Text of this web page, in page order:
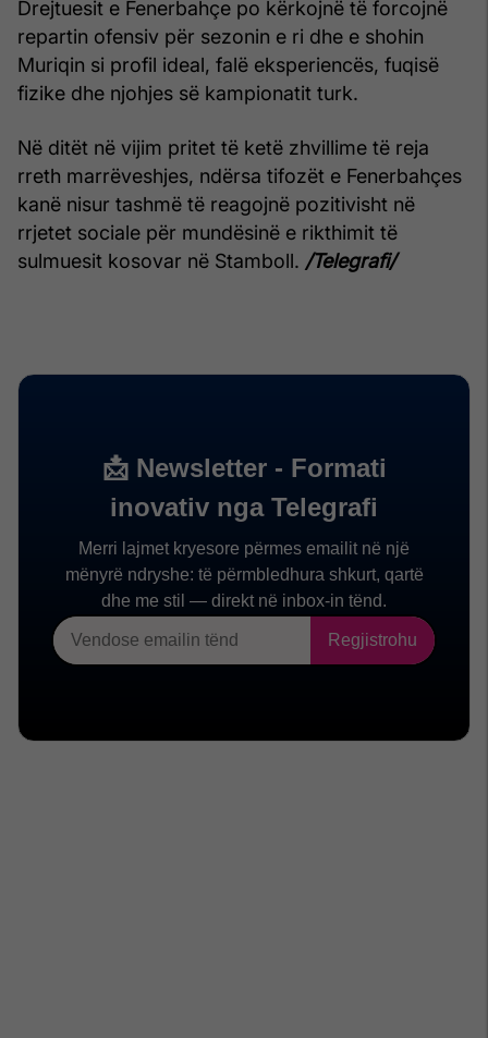
Drejtuesit e Fenerbahçe po kërkojnë të forcojnë
repartin ofensiv për sezonin e ri dhe e shohin
Muriqin si profil ideal, falë eksperiencës, fuqisë
fizike dhe njohjes së kampionatit turk.
Në ditët në vijim pritet të ketë zhvillime të reja
rreth marrëveshjes, ndërsa tifozët e Fenerbahçes
kanë nisur tashmë të reagojnë pozitivisht në
rrjetet sociale për mundësinë e rikthimit të
sulmuesit kosovar në Stamboll. /Telegrafi/